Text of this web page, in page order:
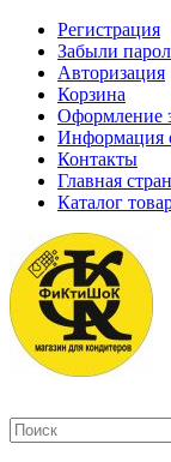
Регистрация
Забыли
Авторизация
Корзина
Оформление
Информация
Контакты
Главная
Каталог